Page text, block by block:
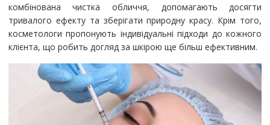
комбінована чистка обличчя, допомагають досягти
тривалого ефекту та зберігати природну красу. Крім того,
косметологи пропонують індивідуальні підходи до кожного
клієнта, що робить догляд за шкірою ще більш ефективним.